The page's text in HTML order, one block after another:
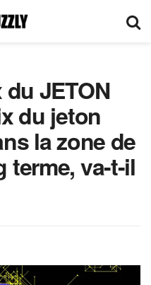
JETON
du jeton
la zone de
terme, va-t-il